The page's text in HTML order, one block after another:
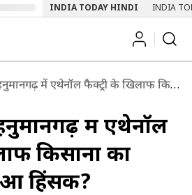
INDIA TODAY HINDI INDIA
में एथेनॉल फैक्ट्री के खिलाफ किसानों का प्रदर्शन कैसे हुआ हिंसक?
में एथेनॉल
किसानों का
हिंसक?